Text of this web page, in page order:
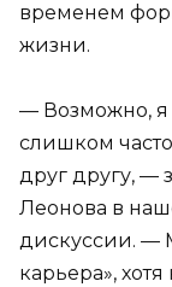
временем
жизни.
— Возможно, я
слишком
друг другу, —
Леонова в
дискуссии. —
карьера»,